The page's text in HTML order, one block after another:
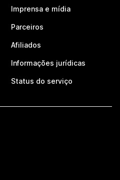
Imprensa e mídia
Parceiros
Afiliados
Informações jurídicas
Status do serviço